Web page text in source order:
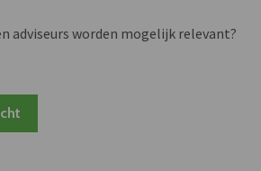
adviseurs worden mogelijk relevant?